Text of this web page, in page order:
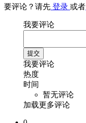
要评论？请先 登录 或者
我要评论
我要评论
热度
时间
暂无评论
加载更多评论